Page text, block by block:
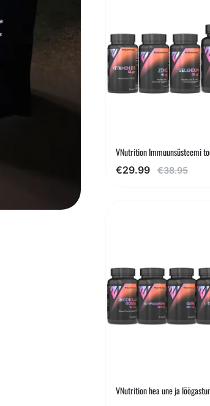
VNutrition Immuunsüsteemi
€29.99 €38.95
VNutrition hea une ja